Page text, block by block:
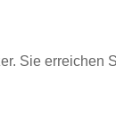
Sie erreichen